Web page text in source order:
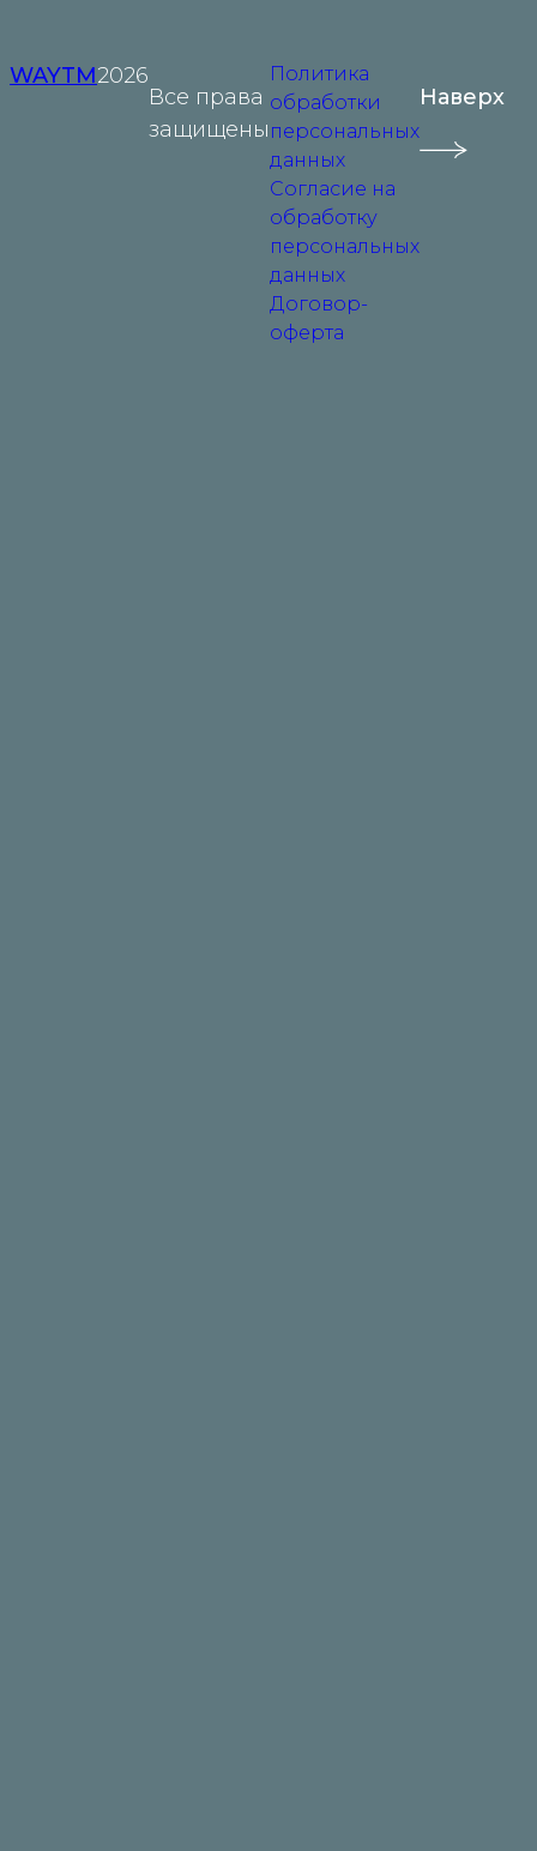
WAYTM2026
Все права
защищены
Политика
обработки
персональных
данных
Согласие на
обработку
персональных
данных
Договор-
оферта
Наверх